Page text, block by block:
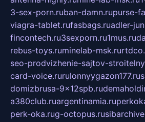
3-sex-porn.ruban-damn.rupurse-
viagra-tablet.rufasbags.ruadler-
fincontech.ru3sexporn.ru1mus.ru
rebus-toys.ruminelab-msk.ru
seo-prodvizhenie-sajtov-
card-voice.rurulonnyygazon177.ru
domizbrusa-9x12spb.ru
a380club.ruargentinamia.ru
perk-oka.rug-octopus.ru